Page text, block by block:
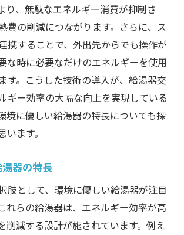
がもたらす環境への配慮とその効果
換によるCO2排出削減効果
を軽減する技術とは
な給湯器選びのポイント
始める地球環境保護
イフを実現するための選択肢
型給湯器の導入事例
器で光熱費をどう削減するか
経済効果を分析
効率的な使い方
り、無駄なエネルギー消費が抑制さ
費の削減につながります。さらに、ス
携することで、外出先からでも操作が
な時に必要なだけのエネルギーを使用
す。こうした技術の導入が、給湯器交
ギー効率の大幅な向上を実現している
境に優しい給湯器の特長についても探
ます。
器の特長
肢として、環境に優しい給湯器が注目
れらの給湯器は、エネルギー効率が高
削減する設計が施されています。例え